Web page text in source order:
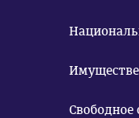
Свободное